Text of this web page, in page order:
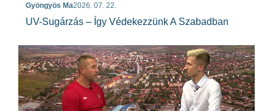
Gyöngyös Ma2026. 07. 22.
UV-Sugárzás – Így Védekezzünk A Szabadban